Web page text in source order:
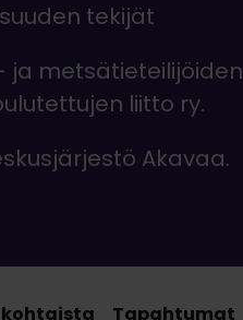
tekijät
ja metsätieteilijöiden
liitto ry.
Akavaa.
Tapahtumat